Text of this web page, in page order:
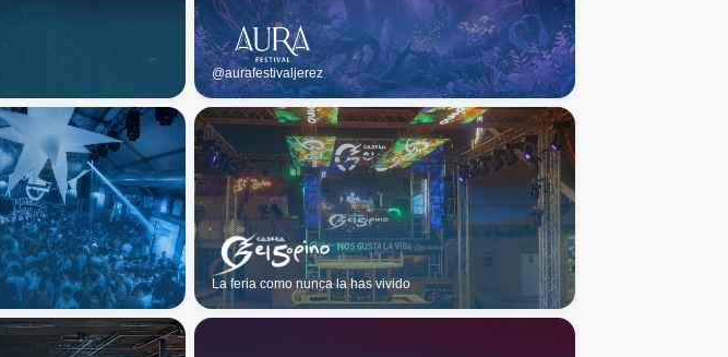
@aurafestivaljerez
La feria como nunca la has vivido